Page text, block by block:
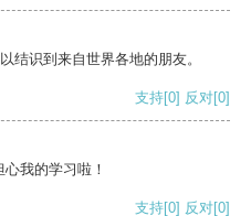
结识到来自世界各地的朋友。
支持[0] 反对[0]
我的学习啦！
支持[0] 反对[0]